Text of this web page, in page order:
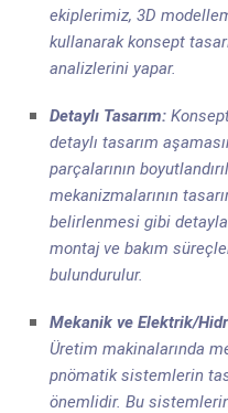
ekiplerimiz, 3D
kullanarak konsept
analizlerini yapar.
Detaylı Tasarım:
detaylı tasarım
parçalarının
mekanizmalarının
belirlenmesi gibi
montaj ve bakım
bulundurulur.
Mekanik ve Elektrik/
Üretim makinalarında
pnömatik sistemlerin
önemlidir. Bu